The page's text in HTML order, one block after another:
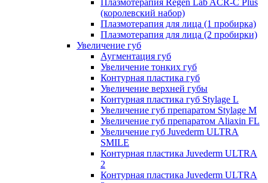
Плазмотерапия Regen Lab ACR-C Plus
(королевский набор)
Плазмотерапия для лица (1 пробирка)
Плазмотерапия для лица (2 пробирки)
Увеличение губ
Аугментация губ
Увеличение тонких губ
Контурная пластика губ
Увеличение верхней губы
Контурная пластика губ Stylage L
Увеличение губ препаратом Stylage M
Увеличение губ препаратом Aliaxin FL
Увеличение губ Juvederm ULTRA
SMILE
Контурная пластика Juvederm ULTRA
2
Контурная пластика Juvederm ULTRA